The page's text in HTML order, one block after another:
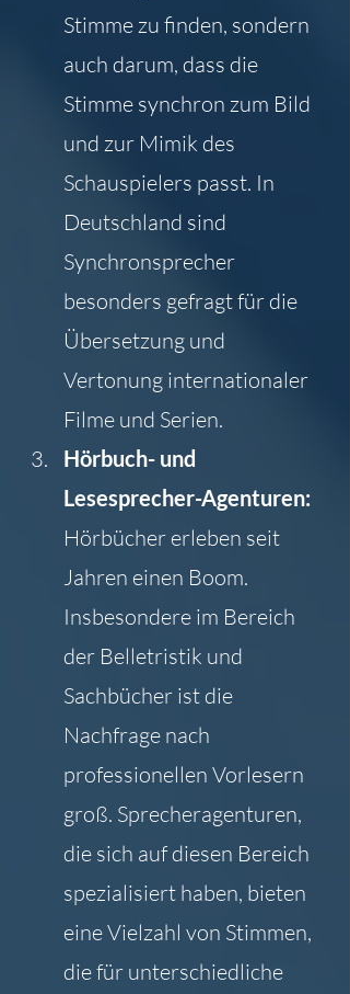
Stimme zu finden, sondern
auch darum, dass die
Stimme synchron zum Bild
und zur Mimik des
Schauspielers passt. In
Deutschland sind
Synchronsprecher
besonders gefragt für die
Übersetzung und
Vertonung internationaler
Filme und Serien.
Hörbuch- und
Lesesprecher-Agenturen:
Hörbücher erleben seit
Jahren einen Boom.
Insbesondere im Bereich
der Belletristik und
Sachbücher ist die
Nachfrage nach
professionellen Vorlesern
groß. Sprecheragenturen,
die sich auf diesen Bereich
spezialisiert haben, bieten
eine Vielzahl von Stimmen,
die für unterschiedliche